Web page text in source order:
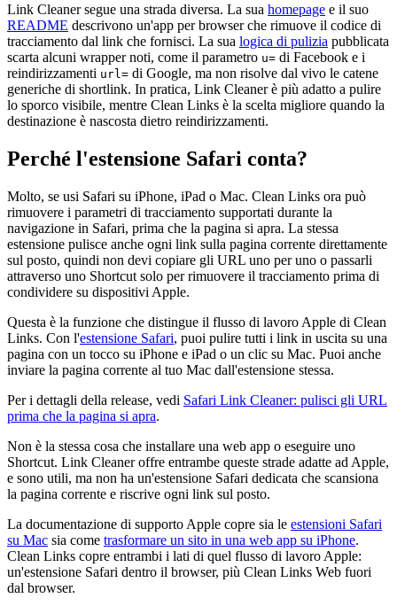
Link Cleaner segue una strada diversa. La sua homepage e il suo
README descrivono un'app per browser che rimuove il codice di
tracciamento dal link che fornisci. La sua logica di pulizia pubblicata
scarta alcuni wrapper noti, come il parametro u= di Facebook e i
reindirizzamenti url= di Google, ma non risolve dal vivo le catene
generiche di shortlink. In pratica, Link Cleaner è più adatto a pulire
lo sporco visibile, mentre Clean Links è la scelta migliore quando la
destinazione è nascosta dietro reindirizzamenti.
Perché l'estensione Safari conta?
Molto, se usi Safari su iPhone, iPad o Mac. Clean Links ora può
rimuovere i parametri di tracciamento supportati durante la
navigazione in Safari, prima che la pagina si apra. La stessa
estensione pulisce anche ogni link sulla pagina corrente direttamente
sul posto, quindi non devi copiare gli URL uno per uno o passarli
attraverso uno Shortcut solo per rimuovere il tracciamento prima di
condividere su dispositivi Apple.
Questa è la funzione che distingue il flusso di lavoro Apple di Clean
Links. Con l'estensione Safari, puoi pulire tutti i link in uscita su una
pagina con un tocco su iPhone e iPad o un clic su Mac. Puoi anche
inviare la pagina corrente al tuo Mac dall'estensione stessa.
Per i dettagli della release, vedi Safari Link Cleaner: pulisci gli URL
prima che la pagina si apra.
Non è la stessa cosa che installare una web app o eseguire uno
Shortcut. Link Cleaner offre entrambe queste strade adatte ad Apple,
e sono utili, ma non ha un'estensione Safari dedicata che scansiona
la pagina corrente e riscrive ogni link sul posto.
La documentazione di supporto Apple copre sia le estensioni Safari
su Mac sia come trasformare un sito in una web app su iPhone.
Clean Links copre entrambi i lati di quel flusso di lavoro Apple:
un'estensione Safari dentro il browser, più Clean Links Web fuori
dal browser.